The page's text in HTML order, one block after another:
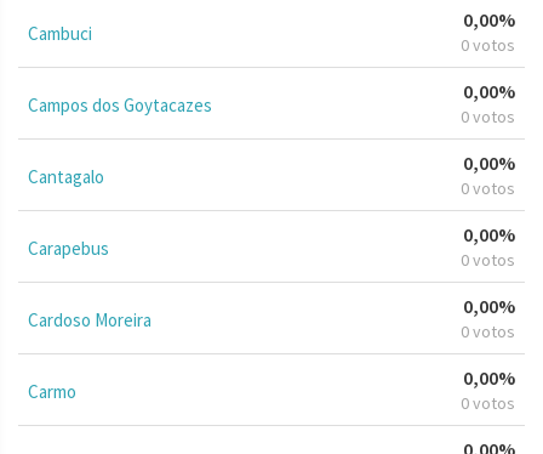
Cambuci
0,00%
0 votos
Campos dos Goytacazes
0,00%
0 votos
Cantagalo
0,00%
0 votos
Carapebus
0,00%
0 votos
Cardoso Moreira
0,00%
0 votos
Carmo
0,00%
0 votos
0,00%